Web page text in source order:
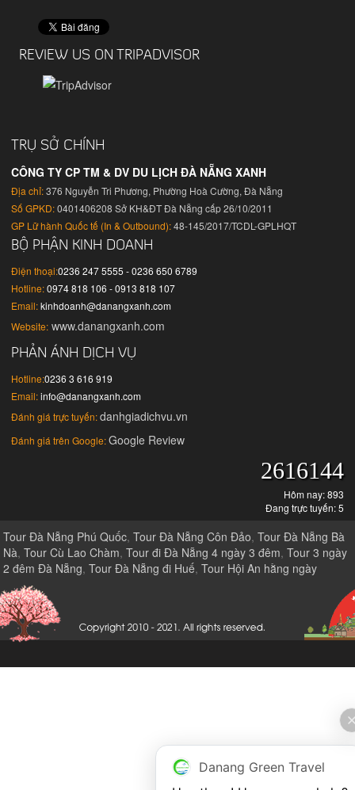
REVIEW US ON TRIPADVISOR
TRỤ SỞ CHÍNH
CÔNG TY CP TM & DV DU LỊCH ĐÀ NẴNG XANH
Địa chỉ:376 Nguyễn Tri Phương, Phường Hoà Cường, Đà Nẵng
Số GPKD:0401406208 Sở KH&ĐT Đà Nẵng cấp 26/10/2011
GP Lữ hành Quốc tế (In & Outbound):48-145/2017/TCDL-GPLHQT
BỘ PHẬN KINH DOANH
Điện thoại:0236 247 5555 - 0236 650 6789
Hotline: 0974 818 106 - 0913 818 107
Email: kinhdoanh@danangxanh.com
Website: www.danangxanh.com
PHẢN ÁNH DỊCH VỤ
Hotline:0236 3 616 919
Email: info@danangxanh.com
Đánh giá trực tuyến:danhgiadichvu.vn
Đánh giá trên Google: Google Review
2616144
Hôm nay: 893
Đang trực tuyến: 5
Tour Đà Nẵng Phú Quốc,Tour Đà Nẵng Côn Đảo,Tour Đà Nẵng Bà
Nà,Tour Cù Lao Chàm,Tour đi Đà Nẵng 4 ngày 3 đêm,Tour 3 ngày
2 đêm Đà Nẵng,Tour Đà Nẵng đi Huế,Tour Hội An hằng ngày
Danang Green Travel